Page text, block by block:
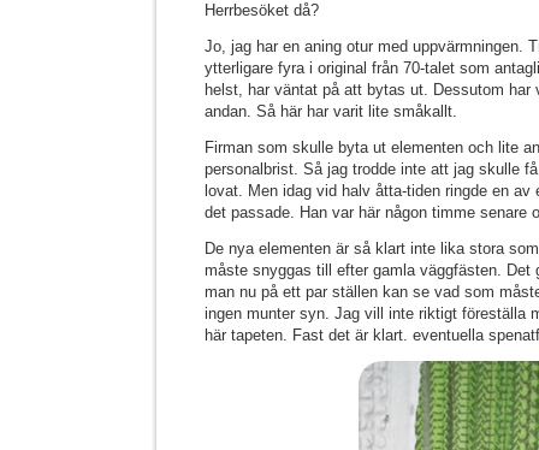
Herrbesöket då?
Jo, jag har en aning otur med uppvärmningen.
ytterligare fyra i original från 70-talet som
helst, har väntat på att bytas ut. Dessutom har
andan. Så här har varit lite småkallt.
Firman som skulle byta ut elementen och lite
personalbrist. Så jag trodde inte att jag skulle
lovat. Men idag vid halv åtta-tiden ringde en av
det passade. Han var här någon timme senare
De nya elementen är så klart inte lika stora
måste snyggas till efter gamla väggfästen. Det
man nu på ett par ställen kan se vad som
ingen munter syn. Jag vill inte riktigt föreställa
här tapeten. Fast det är klart. eventuella